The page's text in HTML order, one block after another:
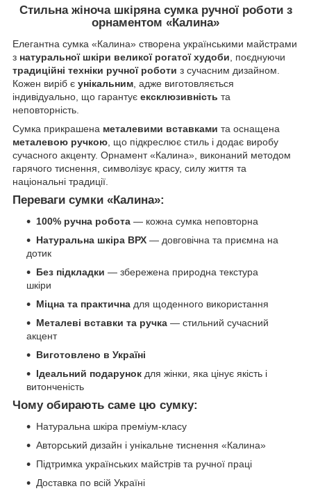
Стильна жіноча шкіряна сумка ручної роботи з
орнаментом «Калина»
Елегантна сумка «Калина» створена українськими майстрами
з натуральної шкіри великої рогатої худоби, поєднуючи
традиційні техніки ручної роботи з сучасним дизайном.
Кожен виріб є унікальним, адже виготовляється
індивідуально, що гарантує ексклюзивність та
неповторність.
Сумка прикрашена металевими вставками та оснащена
металевою ручкою, що підкреслює стиль і додає виробу
сучасного акценту. Орнамент «Калина», виконаний методом
гарячого тиснення, символізує красу, силу життя та
національні традиції.
Переваги сумки «Калина»:
100% ручна робота — кожна сумка неповторна
Натуральна шкіра ВРХ — довговічна та приємна на
дотик
Без підкладки — збережена природна текстура
шкіри
Міцна та практична для щоденного використання
Металеві вставки та ручка — стильний сучасний
акцент
Виготовлено в Україні
Ідеальний подарунок для жінки, яка цінує якість і
витонченість
Чому обирають саме цю сумку:
Натуральна шкіра преміум-класу
Авторський дизайн і унікальне тиснення «Калина»
Підтримка українських майстрів та ручної праці
Доставка по всій Україні